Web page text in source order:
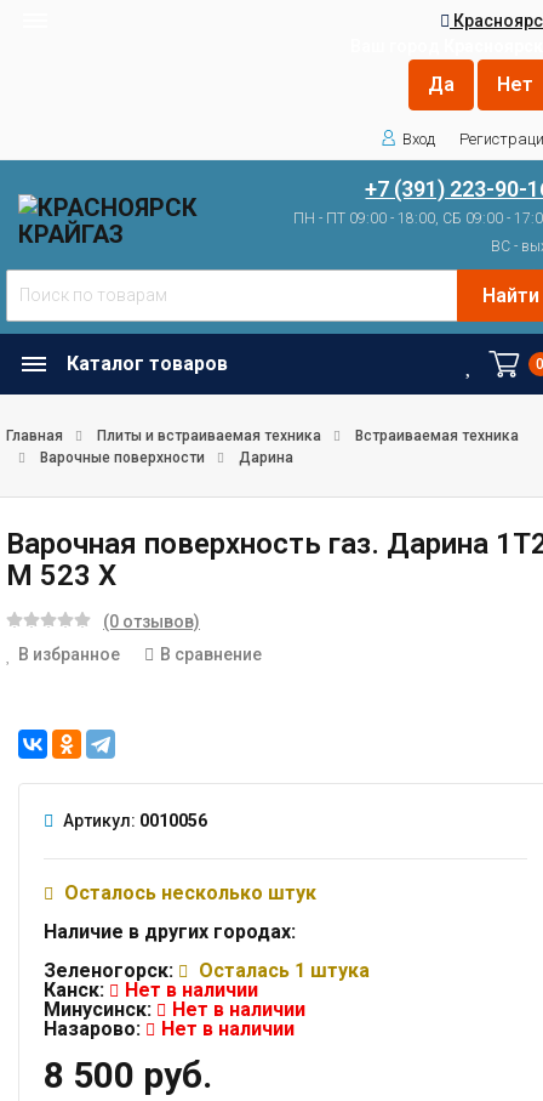
Вход
+7 (391) 223-90-
ПН - ПТ 09:00 - 18:00, СБ 09:00 -
ВС -
Найти
Каталог товаров
Главная Плиты и встраиваемая техника
Встраиваемая техника
Варочные поверхности
Дарина
Варочная поверхность газ. Дарина
M 523 X
(0 отзывов)
В избранное
В сравнение
Артикул: 0010056
Осталось несколько штук
Наличие в других городах:
Зеленогорск:
Осталась 1 штука
Канск:
Нет в наличии
Минусинск:
Нет в наличии
Назарово:
Нет в наличии
8 500 руб.